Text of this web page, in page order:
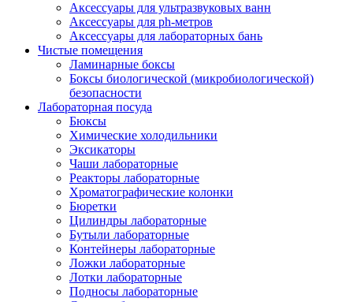
Аксессуары для ультразвуковых ванн
Аксессуары для ph-метров
Аксессуары для лабораторных бань
Чистые помещения
Ламинарные боксы
Боксы биологической (микробиологической)
безопасности
Лабораторная посуда
Бюксы
Химические холодильники
Эксикаторы
Чаши лабораторные
Реакторы лабораторные
Хроматографические колонки
Бюретки
Цилиндры лабораторные
Бутыли лабораторные
Контейнеры лабораторные
Ложки лабораторные
Лотки лабораторные
Подносы лабораторные